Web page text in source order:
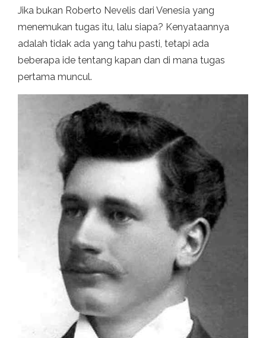
Jika bukan Roberto Nevelis dari Venesia yang
menemukan tugas itu, lalu siapa? Kenyataannya
adalah tidak ada yang tahu pasti, tetapi ada
beberapa ide tentang kapan dan di mana tugas
pertama muncul.